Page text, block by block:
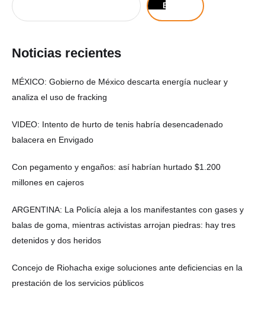
Buscar
Noticias recientes
MÉXICO: Gobierno de México descarta energía nuclear y
analiza el uso de fracking
VIDEO: Intento de hurto de tenis habría desencadenado
balacera en Envigado
Con pegamento y engaños: así habrían hurtado $1.200
millones en cajeros
ARGENTINA: La Policía aleja a los manifestantes con gases y
balas de goma, mientras activistas arrojan piedras: hay tres
detenidos y dos heridos
Concejo de Riohacha exige soluciones ante deficiencias en la
prestación de los servicios públicos